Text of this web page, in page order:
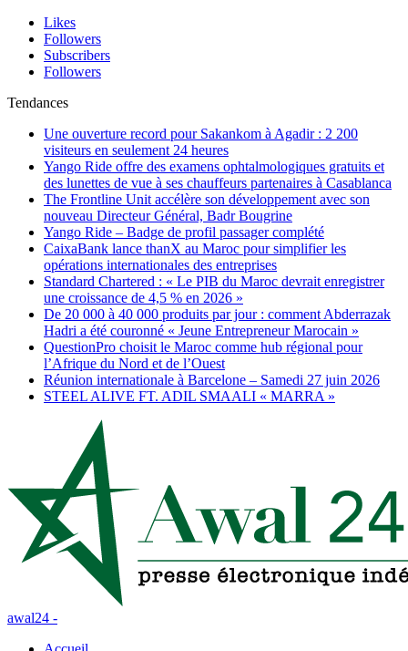
Likes
Followers
Subscribers
Followers
Tendances
Une ouverture record pour Sakankom à Agadir : 2 200
visiteurs en seulement 24 heures
Yango Ride offre des examens ophtalmologiques gratuits et
des lunettes de vue à ses chauffeurs partenaires à Casablanca
The Frontline Unit accélère son développement avec son
nouveau Directeur Général, Badr Bougrine
Yango Ride – Badge de profil passager complété
CaixaBank lance thanX au Maroc pour simplifier les
opérations internationales des entreprises
Standard Chartered : « Le PIB du Maroc devrait enregistrer
une croissance de 4,5 % en 2026 »
De 20 000 à 40 000 produits par jour : comment Abderrazak
Hadri a été couronné « Jeune Entrepreneur Marocain »
QuestionPro choisit le Maroc comme hub régional pour
l’Afrique du Nord et de l’Ouest
Réunion internationale à Barcelone – Samedi 27 juin 2026
STEEL ALIVE FT. ADIL SMAALI « MARRA »
awal24 -